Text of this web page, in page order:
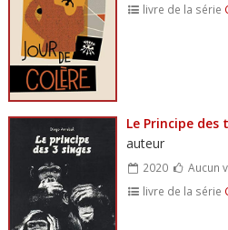
livre de la série
Le Principe des
auteur
2020
Aucun
livre de la série